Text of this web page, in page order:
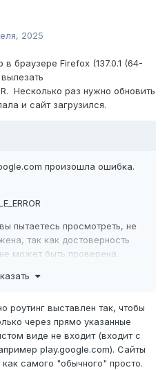
2025
браузере Firefox (137.0.1 (64-
Несколько раз нужно обновить
и сайт загрузился.
произошла ошибка.
пытаетесь просмотреть, не
так как достоверность
может быть проверена.
роутинг выставлен так, чтобы
через прямо указанные
виде не входит (входит с
play.google.com). Сайты
самого "обычного" просто.